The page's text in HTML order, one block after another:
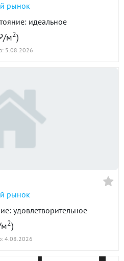
рынок
идеальное
м2)
5.08.2026
рынок
удовлетворительное
2)
4.08.2026